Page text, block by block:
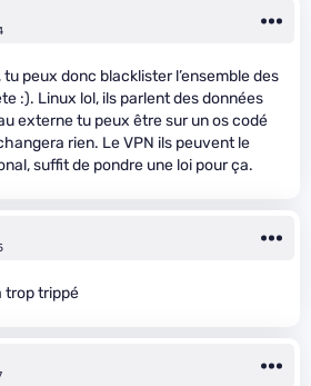
tu peux donc blacklister l’ensemble des
:). Linux lol, ils parlent des données
externe tu peux être sur un os codé
rien. Le VPN ils peuvent le
suffit de pondre une loi pour ça.
trop trippé